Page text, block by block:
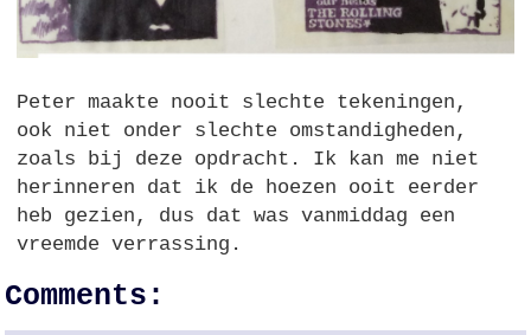
Peter maakte nooit slechte tekeningen,
ook niet onder slechte omstandigheden,
zoals bij deze opdracht. Ik kan me niet
herinneren dat ik de hoezen ooit eerder
heb gezien, dus dat was vanmiddag een
vreemde verrassing.
Comments: